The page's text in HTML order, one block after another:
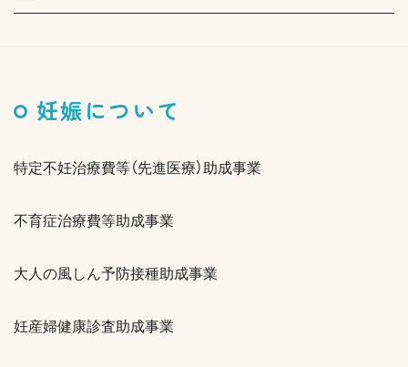
妊娠について
特定不妊治療費等（先進医療）助成事業
不育症治療費等助成事業
大人の風しん予防接種助成事業
妊産婦健康診査助成事業